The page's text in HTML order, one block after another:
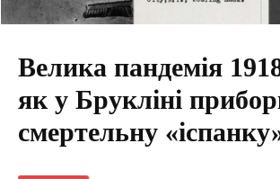
Велика пандемія
як у Брукліні
смертельну